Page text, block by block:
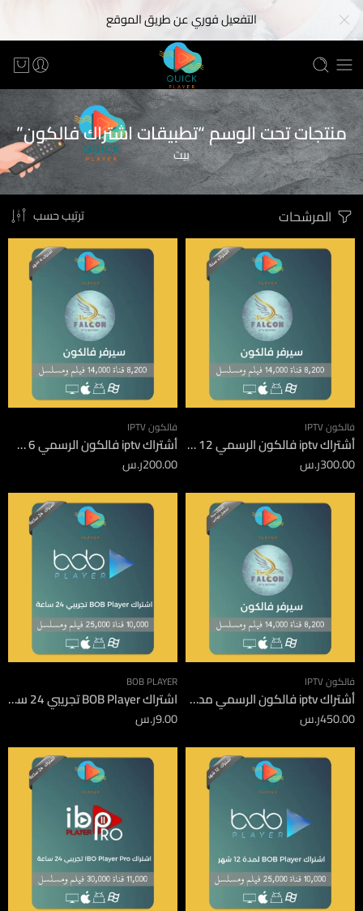
التفعيل فوري عن طريق الموقع
منتجات تحت الوسم “تطبيقات اشتراك فالكون”
بيت
المرشحات ترتيب حسب
فالكون IPTV
أشتراك iptv فالكون الرسمي 12 شهر
300.00ر.س
فالكون IPTV
أشتراك iptv فالكون الرسمي 6 شهور
200.00ر.س
فالكون IPTV
أشتراك iptv فالكون الرسمي مدة 12 شهر جهازين
450.00ر.س
BOB PLAYER
اشتراك BOB Player تجريبي 24 ساعة
9.00ر.س